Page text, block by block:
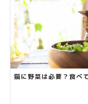
猫に野菜は必要？食べ